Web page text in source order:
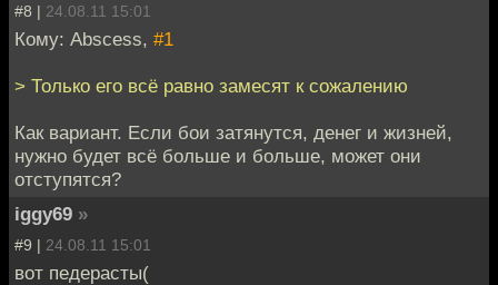
#8 | 24.08.11 15:01
Кому: Abscess, #1
> Только его всё равно замесят к сожалению
Как вариант. Если бои затянутся, денег и жизней,
нужно будет всё больше и больше, может они
отступятся?
iggy69 »
#9 | 24.08.11 15:01
вот педерасты(